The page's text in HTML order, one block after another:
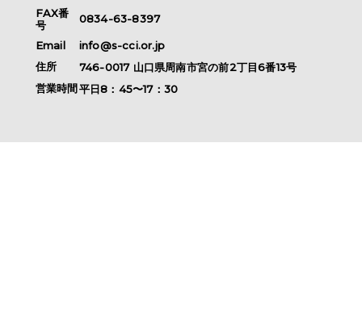
FAX番
号
0834-63-8397
Email
info@s-cci.or.jp
住所
746-0017山口県周南市宮の前2丁目6番13号
営業時間平日8：45〜17：30